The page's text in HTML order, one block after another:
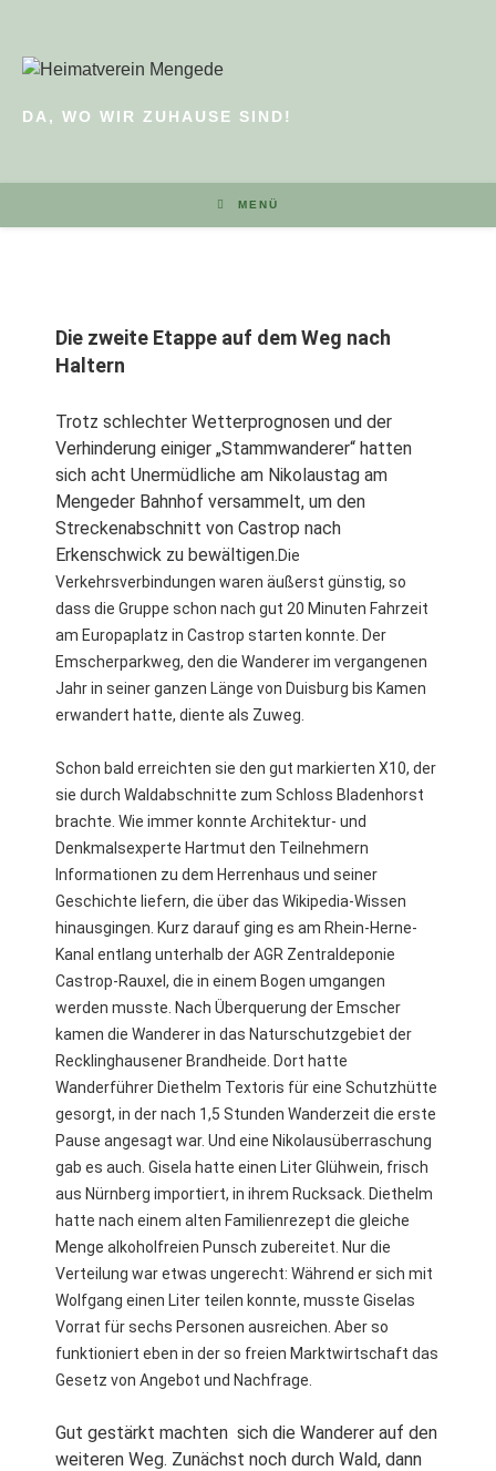
DA, WO WIR ZUHAUSE SIND!
MENÜ
Die zweite Etappe auf dem Weg nach
Haltern
Trotz schlechter Wetterprognosen und der
Verhinderung einiger „Stammwanderer“ hatten
sich acht Unermüdliche am Nikolaustag am
Mengeder Bahnhof versammelt, um den
Streckenabschnitt von Castrop nach
Erkenschwick zu bewältigen.Die
Verkehrsverbindungen waren äußerst günstig, so
dass die Gruppe schon nach gut 20 Minuten Fahrzeit
am Europaplatz in Castrop starten konnte. Der
Emscherparkweg, den die Wanderer im vergangenen
Jahr in seiner ganzen Länge von Duisburg bis Kamen
erwandert hatte, diente als Zuweg.
Schon bald erreichten sie den gut markierten X10, der
sie durch Waldabschnitte zum Schloss Bladenhorst
brachte. Wie immer konnte Architektur- und
Denkmalsexperte Hartmut den Teilnehmern
Informationen zu dem Herrenhaus und seiner
Geschichte liefern, die über das Wikipedia-Wissen
hinausgingen. Kurz darauf ging es am Rhein-Herne-
Kanal entlang unterhalb der AGR Zentraldeponie
Castrop-Rauxel, die in einem Bogen umgangen
werden musste. Nach Überquerung der Emscher
kamen die Wanderer in das Naturschutzgebiet der
Recklinghausener Brandheide. Dort hatte
Wanderführer Diethelm Textoris für eine Schutzhütte
gesorgt, in der nach 1,5 Stunden Wanderzeit die erste
Pause angesagt war. Und eine Nikolausüberraschung
gab es auch. Gisela hatte einen Liter Glühwein, frisch
aus Nürnberg importiert, in ihrem Rucksack. Diethelm
hatte nach einem alten Familienrezept die gleiche
Menge alkoholfreien Punsch zubereitet. Nur die
Verteilung war etwas ungerecht: Während er sich mit
Wolfgang einen Liter teilen konnte, musste Giselas
Vorrat für sechs Personen ausreichen. Aber so
funktioniert eben in der so freien Marktwirtschaft das
Gesetz von Angebot und Nachfrage.
Gut gestärkt machten sich die Wanderer auf den
weiteren Weg. Zunächst noch durch Wald, dann